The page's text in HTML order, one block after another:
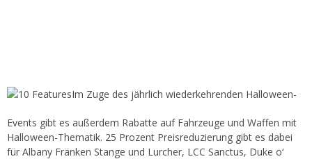
Im Zuge des jährlich wiederkehrenden Halloween-
Events gibt es außerdem Rabatte auf Fahrzeuge und Waffen mit
Halloween-Thematik. 25 Prozent Preisreduzierung gibt es dabei
für Albany Fränken Stange und Lurcher, LCC Sanctus, Duke o‘